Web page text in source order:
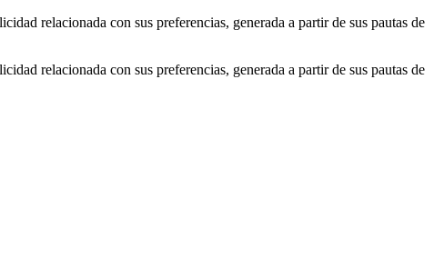
relacionada con sus preferencias, generada a partir de sus pautas de
relacionada con sus preferencias, generada a partir de sus pautas de